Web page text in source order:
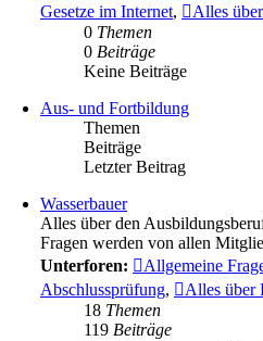
Gesetze im Internet, Alles
0 Themen
0 Beiträge
Keine Beiträge
Aus- und Fortbildung
Themen
Beiträge
Letzter Beitrag
Wasserbauer
Alles über den
Fragen werden von allen
Unterforen:
Allgemeine
Abschlussprüfung, Alles über
18 Themen
119 Beiträge